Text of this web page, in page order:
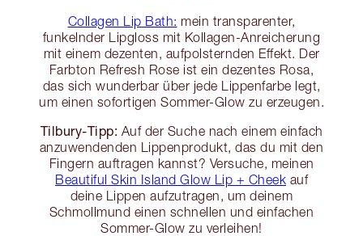
Collagen Lip Bath: mein transparenter,
funkelnder Lipgloss mit Kollagen-Anreicherung
mit einem dezenten, aufpolsternden Effekt. Der
Farbton Refresh Rose ist ein dezentes Rosa,
das sich wunderbar über jede Lippenfarbe legt,
um einen sofortigen Sommer-Glow zu erzeugen.
Tilbury-Tipp: Auf der Suche nach einem einfach
anzuwendenden Lippenprodukt, das du mit den
Fingern auftragen kannst? Versuche, meinen
Beautiful Skin Island Glow Lip + Cheek auf
deine Lippen aufzutragen, um deinem
Schmollmund einen schnellen und einfachen
Sommer-Glow zu verleihen!